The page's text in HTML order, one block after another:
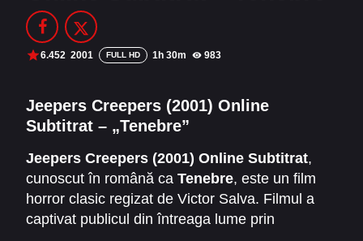
Filme Online 2014
Filme Online 2012 Filme Online 2011
DMCA
SERIALE ONLINE
TERMENI ȘI CONDIȚII
CONTACT
6.452 2001 FULL HD 1h 30m 983
Jeepers Creepers (2001) Online
Subtitrat – „Tenebre”
Jeepers Creepers (2001) Online Subtitrat,
cunoscut în română ca Tenebre, este un film
horror clasic regizat de Victor Salva. Filmul a
captivat publicul din întreaga lume prin